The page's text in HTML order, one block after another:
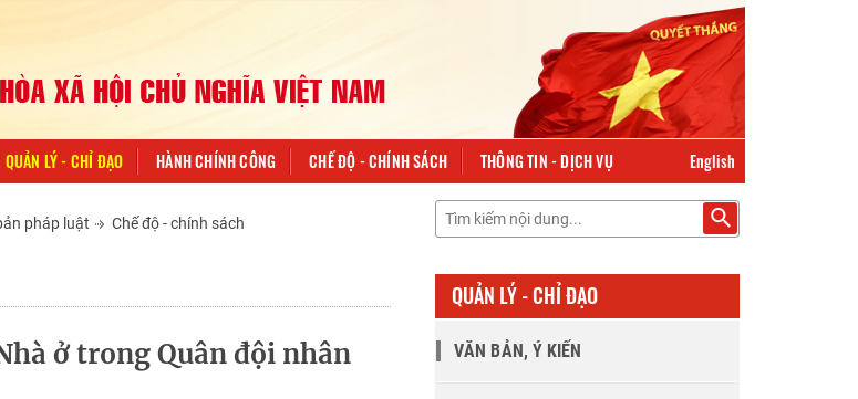
QUẢN LÝ - CHỈ ĐẠO HÀNH CHÍNH CÔNG CHẾ ĐỘ - CHÍNH SÁCH THÔNG TIN - DỊCH VỤ English
pháp luật Chế độ - chính sách
ở trong Quân đội nhân
QUẢN LÝ - CHỈ ĐẠO
VĂN BẢN, Ý KIẾN